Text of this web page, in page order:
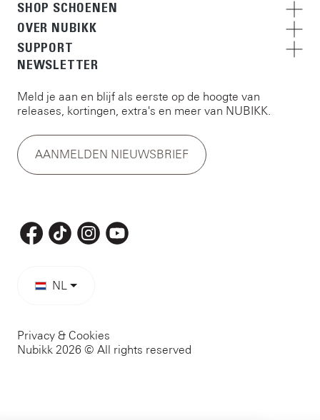
SHOP SCHOENEN
OVER NUBIKK
SUPPORT
NEWSLETTER
Meld je aan en blijf als eerste op de hoogte van
releases, kortingen, extra's en meer van NUBIKK.
AANMELDEN NIEUWSBRIEF
NL
Privacy & Cookies
Nubikk 2026 © All rights reserved